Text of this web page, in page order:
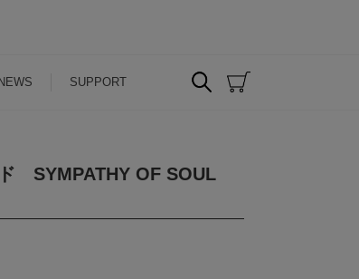
NEWS SUPPORT
SYMPATHY OF SOUL